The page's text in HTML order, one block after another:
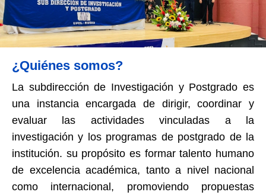
¿Quiénes somos?
La subdirección de Investigación y Postgrado es
una instancia encargada de dirigir, coordinar y
evaluar las actividades vinculadas a la
investigación y los programas de postgrado de la
institución. su propósito es formar talento humano
de excelencia académica, tanto a nivel nacional
como internacional, promoviendo propuestas